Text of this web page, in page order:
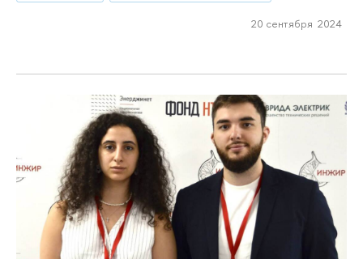
20 сентября 2024